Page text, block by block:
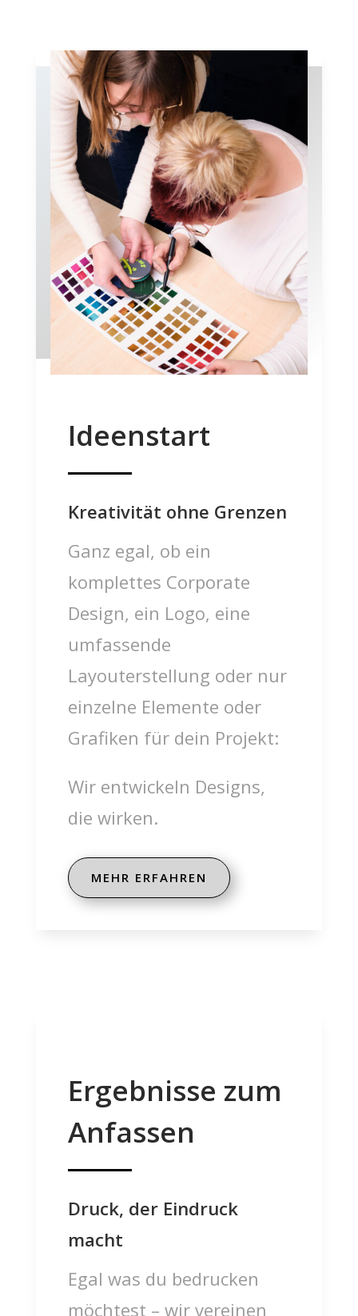
Ideenstart
Kreativität ohne Grenzen
Ganz egal, ob ein
komplettes Corporate
Design, ein Logo, eine
umfassende
Layouterstellung oder nur
einzelne Elemente oder
Grafiken für dein Projekt:
Wir entwickeln Designs,
die wirken.
MEHR ERFAHREN
Ergebnisse zum
Anfassen
Druck, der Eindruck
macht
Egal was du bedrucken
möchtest – wir vereinen